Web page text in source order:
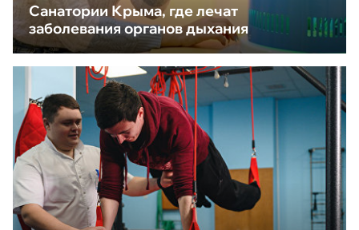
Санатории Крыма, где лечат
заболевания органов дыхания